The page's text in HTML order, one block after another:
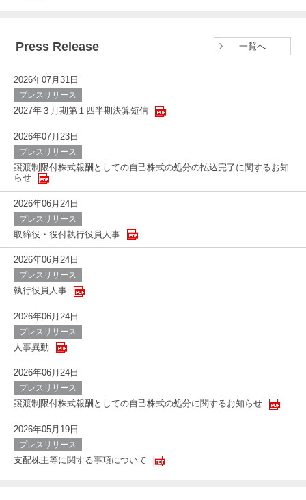
Press Release 一覧へ
2026年07月31日
プレスリリース
2027年３月期第１四半期決算短信
2026年07月23日
プレスリリース
譲渡制限付株式報酬としての自己株式の処分の払込完了に関するお知
らせ
2026年06月24日
プレスリリース
取締役・役付執行役員人事
2026年06月24日
プレスリリース
執行役員人事
2026年06月24日
プレスリリース
人事異動
2026年06月24日
プレスリリース
譲渡制限付株式報酬としての自己株式の処分に関するお知らせ
2026年05月19日
プレスリリース
支配株主等に関する事項について